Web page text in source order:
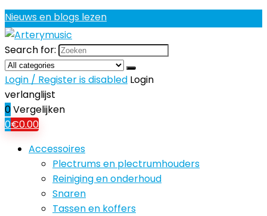
Nieuws en blogs lezen
Search for:
Login / Register is disabled Login
verlanglijst
0Vergelijken
0€0.00
Accessoires
Plectrums en plectrumhouders
Reiniging en onderhoud
Snaren
Tassen en koffers